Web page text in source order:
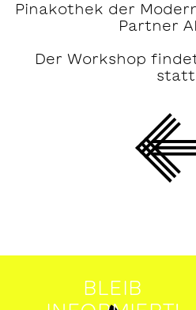
Pinakothek der
Partner
Der Workshop
statt.
BLEIB